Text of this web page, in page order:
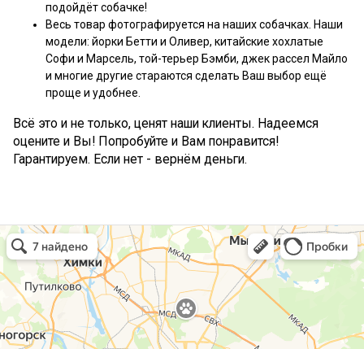
подойдёт собачке!
Весь товар фотографируется на наших собачках. Наши
модели: йорки Бетти и Оливер, китайские хохлатые
Софи и Марсель, той-терьер Бэмби, джек рассел Майло
и многие другие стараются сделать Ваш выбор ещё
проще и удобнее.
Всё это и не только, ценят наши клиенты. Надеемся
оцените и Вы! Попробуйте и Вам понравится!
Гарантируем. Если нет - вернём деньги.